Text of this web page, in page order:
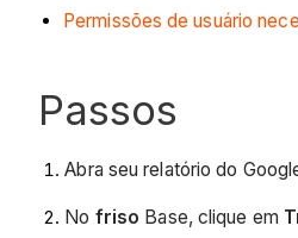
Permissões de usuário
Passos
Abra seu relatório do
No friso Base, clique em